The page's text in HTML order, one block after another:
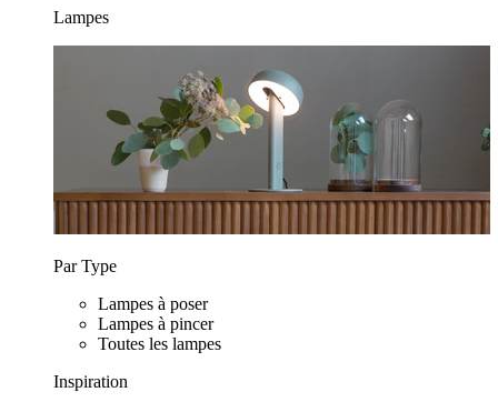
Lampes
Par Type
Lampes à poser
Lampes à pincer
Toutes les lampes
Inspiration